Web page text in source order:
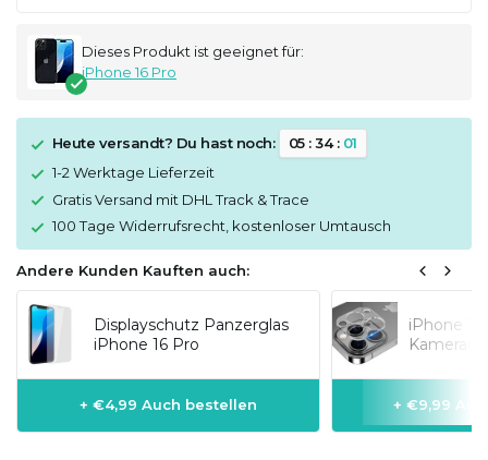
Dieses Produkt ist geeignet für:
iPhone 16 Pro
Heute versandt? Du hast noch: 05:34: 01
1-2 Werktage Lieferzeit
Gratis Versand mit DHL Track & Trace
100 Tage Widerrufsrecht, kostenloser Umtausch
Andere Kunden Kauften auch:
Displayschutz Panzerglas
iPhone 16 Pro
+ €4,99 Auch bestellen
iPhone
+ €9,99